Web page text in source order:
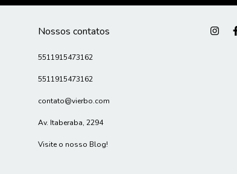
Nossos contatos
5511915473162
5511915473162
contato@vierbo.com
Av. Itaberaba, 2294
Visite o nosso Blog!